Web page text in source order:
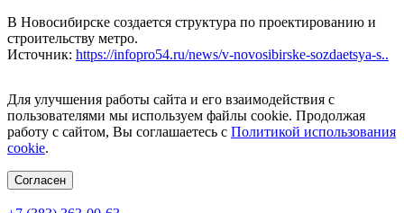
В Новосибирске создается структура по проектированию и
строительству метро.
Источник: https://infopro54.ru/news/v-novosibirske-sozdaetsya-s..
Для улучшения работы сайта и его взаимодействия с
пользователями мы используем файлы cookie. Продолжая
работу с сайтом, Вы соглашаетесь с Политикой использования
cookie.
Согласен